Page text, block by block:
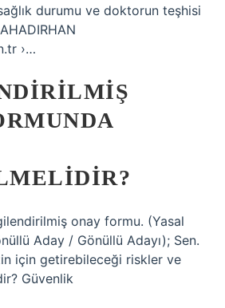
durumu ve doktorun teşhisi
›…
onay formu. (Yasal
Aday / Gönüllü Adayı); Sen.
için getirebileceği riskler ve
Güvenlik